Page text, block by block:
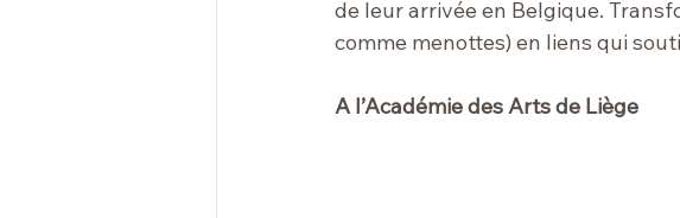
de leur arrivée en Belgique.
comme menottes) en liens qui
A l’Académie des Arts de Liège